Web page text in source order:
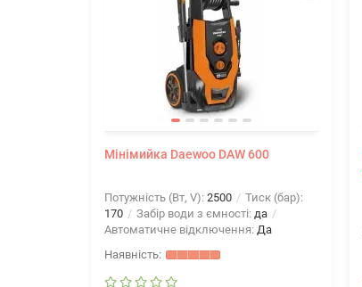
Мінімийка Daewoo DAW 600
Потужність (Вт, V): 2500
Тиск (бар):
170
Забір води з ємності: да
Автоматичне відключення: Да